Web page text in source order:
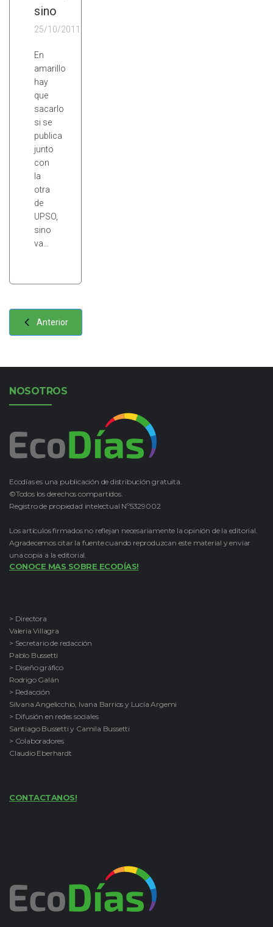
sino
25/10/2011
En
amarillo
hay
que
sacarlo
si se
publica
junto
con
la
otra
de
UPSO,
sino
va…
Anterior
NOSOTROS
Ecodías es una publicación de distribución gratuita.
©Todos los derechos compartidos.
Registro de propiedad intelectual Nº5329002
Los artículos firmados no reflejan necesariamente la opinión de la editorial.
Agradecemos citar la fuente cuando reproduzcan este material y enviar
una copia a la editorial.
CONOCE MAS SOBRE ECODÍAS!
> Directora
Valeria Villagra
> Secretario de redacción
Pablo Bussetti
> Diseño gráfico
Rodrigo Galán
> Redacción
Silvana Angelicchio, Ivana Barrios y Lucía Argemi
> Difusión en redes sociales
Santiago Bussetti y Camila Bussetti
> Colaboradores
Claudio Eberhardt
CONTACTANOS!